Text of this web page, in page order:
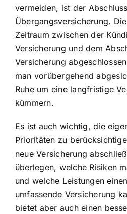
vermeiden, ist der
Übergangsversicherung.
Zeitraum zwischen der
Versicherung und dem
Versicherung
man vorübergehend
Ruhe um eine langfristige
kümmern.
Es ist auch wichtig, die
Prioritäten zu
neue Versicherung
überlegen, welche Risiken
und welche Leistungen
umfassende Versicherung
bietet aber auch einen